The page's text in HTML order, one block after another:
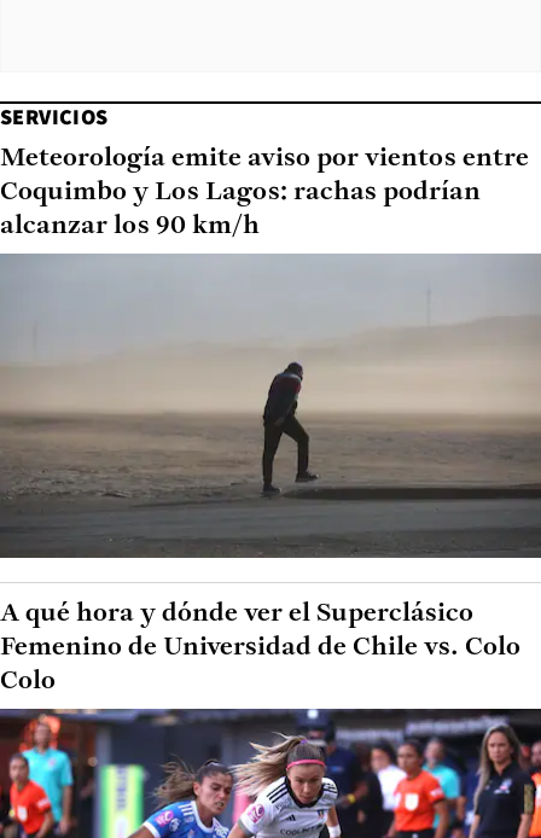
SERVICIOS
Meteorología emite aviso por vientos entre
Coquimbo y Los Lagos: rachas podrían
alcanzar los 90 km/h
A qué hora y dónde ver el Superclásico
Femenino de Universidad de Chile vs. Colo
Colo